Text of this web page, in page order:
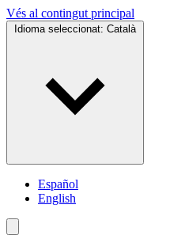
Vés al contingut principal
Idioma seleccionat: Català
Español
English